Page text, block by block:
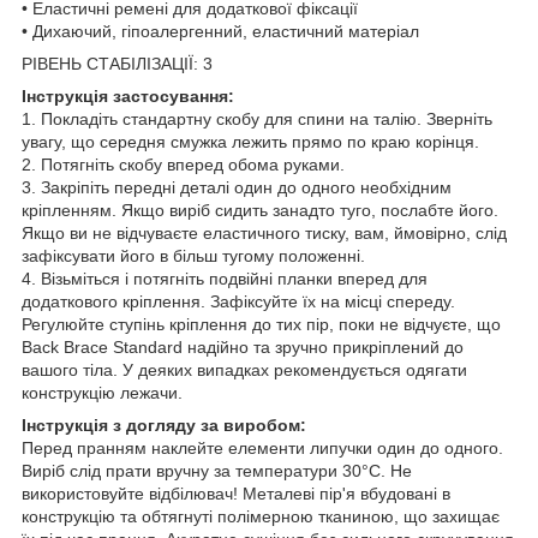
• Еластичні ремені для додаткової фіксації
• Дихаючий, гіпоалергенний, еластичний матеріал
РІВЕНЬ СТАБІЛІЗАЦІЇ: 3
Інструкція застосування:
1. Покладіть стандартну скобу для спини на талію. Зверніть
увагу, що середня смужка лежить прямо по краю корінця.
2. Потягніть скобу вперед обома руками.
3. Закріпіть передні деталі один до одного необхідним
кріпленням. Якщо виріб сидить занадто туго, послабте його.
Якщо ви не відчуваєте еластичного тиску, вам, ймовірно, слід
зафіксувати його в більш тугому положенні.
4. Візьміться і потягніть подвійні планки вперед для
додаткового кріплення. Зафіксуйте їх на місці спереду.
Регулюйте ступінь кріплення до тих пір, поки не відчуєте, що
Back Brace Standard надійно та зручно прикріплений до
вашого тіла. У деяких випадках рекомендується одягати
конструкцію лежачи.
Інструкція з догляду за виробом:
Перед пранням наклейте елементи липучки один до одного.
Виріб слід прати вручну за температури 30°С. Не
використовуйте відбілювач! Металеві пір'я вбудовані в
конструкцію та обтягнуті полімерною тканиною, що захищає